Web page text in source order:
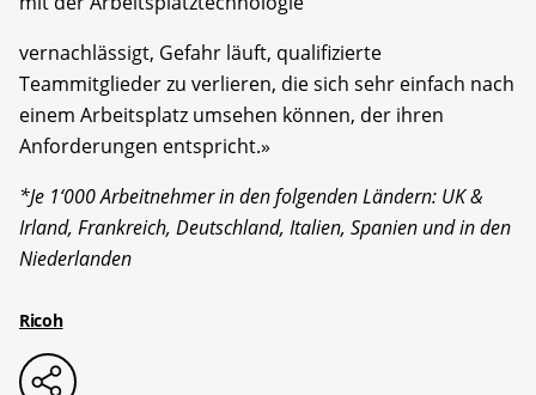
vernachlässigt, Gefahr läuft, qualifizierte
Teammitglieder zu verlieren, die sich sehr einfach nach
einem Arbeitsplatz umsehen können, der ihren
Anforderungen entspricht.»
*Je 1‘000 Arbeitnehmer in den folgenden Ländern: UK &
Irland, Frankreich, Deutschland, Italien, Spanien und in den
Niederlanden
Ricoh